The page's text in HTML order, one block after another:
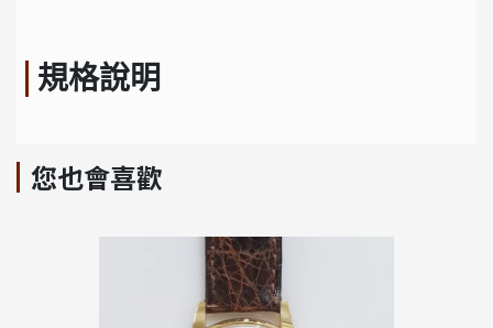
規格說明
您也會喜歡